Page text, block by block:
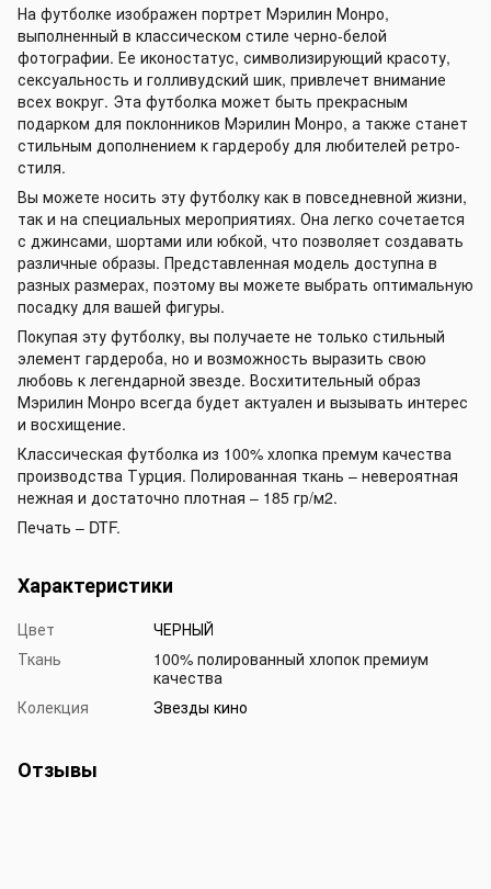
На футболке изображен портрет Мэрилин Монро,
выполненный в классическом стиле черно-белой
фотографии. Ее иконостатус, символизирующий красоту,
сексуальность и голливудский шик, привлечет внимание
всех вокруг. Эта футболка может быть прекрасным
подарком для поклонников Мэрилин Монро, а также станет
стильным дополнением к гардеробу для любителей ретро-
стиля.
Вы можете носить эту футболку как в повседневной жизни,
так и на специальных мероприятиях. Она легко сочетается
с джинсами, шортами или юбкой, что позволяет создавать
различные образы. Представленная модель доступна в
разных размерах, поэтому вы можете выбрать оптимальную
посадку для вашей фигуры.
Покупая эту футболку, вы получаете не только стильный
элемент гардероба, но и возможность выразить свою
любовь к легендарной звезде. Восхитительный образ
Мэрилин Монро всегда будет актуален и вызывать интерес
и восхищение.
Классическая футболка из 100% хлопка премум качества
производства Турция. Полированная ткань – невероятная
нежная и достаточно плотная – 185 гр/м2.
Печать – DTF.
Характеристики
Цвет
ЧЕРНЫЙ
Ткань
100% полированный хлопок премиум
качества
Колекция
Звезды кино
Отзывы